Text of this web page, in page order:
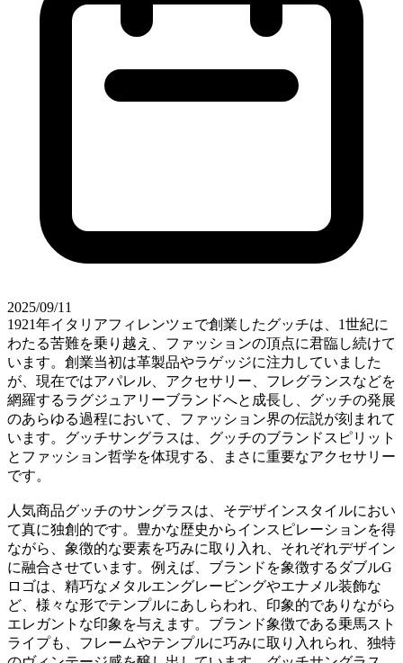
2025/09/11
1921年イタリアフィレンツェで創業したグッチは、1世紀に
わたる苦難を乗り越え、ファッションの頂点に君臨し続けて
います。創業当初は革製品やラゲッジに注力していました
が、現在ではアパレル、アクセサリー、フレグランスなどを
網羅するラグジュアリーブランドへと成長し、グッチの発展
のあらゆる過程において、ファッション界の伝説が刻まれて
います。グッチサングラスは、グッチのブランドスピリット
とファッション哲学を体現する、まさに重要なアクセサリー
です。
人気商品グッチのサングラスは、そデザインスタイルにおい
て真に独創的です。豊かな歴史からインスピレーションを得
ながら、象徴的な要素を巧みに取り入れ、それぞれデザイン
に融合させています。例えば、ブランドを象徴するダブルG
ロゴは、精巧なメタルエングレービングやエナメル装飾な
ど、様々な形でテンプルにあしらわれ、印象的でありながら
エレガントな印象を与えます。ブランド象徴である乗馬スト
ライプも、フレームやテンプルに巧みに取り入れられ、独特